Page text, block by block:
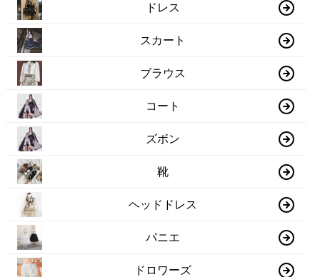
ドレス
スカート
ブラウス
コート
ズボン
靴
ヘッドドレス
パニエ
ドロワーズ